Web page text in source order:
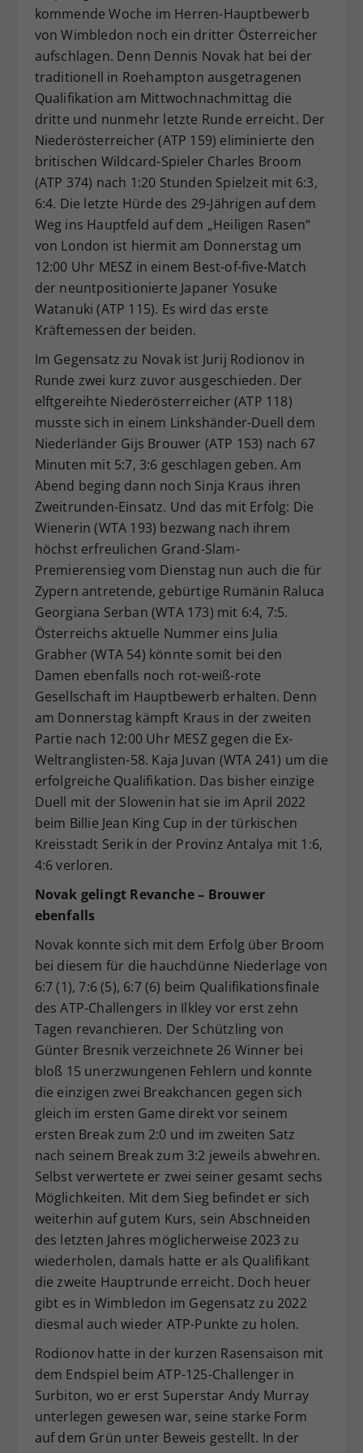
kommende Woche im Herren-Hauptbewerb
von Wimbledon noch ein dritter Österreicher
aufschlagen. Denn Dennis Novak hat bei der
traditionell in Roehampton ausgetragenen
Qualifikation am Mittwochnachmittag die
dritte und nunmehr letzte Runde erreicht. Der
Niederösterreicher (ATP 159) eliminierte den
britischen Wildcard-Spieler Charles Broom
(ATP 374) nach 1:20 Stunden Spielzeit mit 6:3,
6:4. Die letzte Hürde des 29-Jährigen auf dem
Weg ins Hauptfeld auf dem „Heiligen Rasen“
von London ist hiermit am Donnerstag um
12:00 Uhr MESZ in einem Best-of-five-Match
der neuntpositionierte Japaner Yosuke
Watanuki (ATP 115). Es wird das erste
Kräftemessen der beiden.
Im Gegensatz zu Novak ist Jurij Rodionov in
Runde zwei kurz zuvor ausgeschieden. Der
elftgereihte Niederösterreicher (ATP 118)
musste sich in einem Linkshänder-Duell dem
Niederländer Gijs Brouwer (ATP 153) nach 67
Minuten mit 5:7, 3:6 geschlagen geben. Am
Abend beging dann noch Sinja Kraus ihren
Zweitrunden-Einsatz. Und das mit Erfolg: Die
Wienerin (WTA 193) bezwang nach ihrem
höchst erfreulichen Grand-Slam-
Premierensieg vom Dienstag nun auch die für
Zypern antretende, gebürtige Rumänin Raluca
Georgiana Serban (WTA 173) mit 6:4, 7:5.
Österreichs aktuelle Nummer eins Julia
Grabher (WTA 54) könnte somit bei den
Damen ebenfalls noch rot-weiß-rote
Gesellschaft im Hauptbewerb erhalten. Denn
am Donnerstag kämpft Kraus in der zweiten
Partie nach 12:00 Uhr MESZ gegen die Ex-
Weltranglisten-58. Kaja Juvan (WTA 241) um die
erfolgreiche Qualifikation. Das bisher einzige
Duell mit der Slowenin hat sie im April 2022
beim Billie Jean King Cup in der türkischen
Kreisstadt Serik in der Provinz Antalya mit 1:6,
4:6 verloren.
Novak gelingt Revanche – Brouwer
ebenfalls
Novak konnte sich mit dem Erfolg über Broom
bei diesem für die hauchdünne Niederlage von
6:7 (1), 7:6 (5), 6:7 (6) beim Qualifikationsfinale
des ATP-Challengers in Ilkley vor erst zehn
Tagen revanchieren. Der Schützling von
Günter Bresnik verzeichnete 26 Winner bei
bloß 15 unerzwungenen Fehlern und konnte
die einzigen zwei Breakchancen gegen sich
gleich im ersten Game direkt vor seinem
ersten Break zum 2:0 und im zweiten Satz
nach seinem Break zum 3:2 jeweils abwehren.
Selbst verwertete er zwei seiner gesamt sechs
Möglichkeiten. Mit dem Sieg befindet er sich
weiterhin auf gutem Kurs, sein Abschneiden
des letzten Jahres möglicherweise 2023 zu
wiederholen, damals hatte er als Qualifikant
die zweite Hauptrunde erreicht. Doch heuer
gibt es in Wimbledon im Gegensatz zu 2022
diesmal auch wieder ATP-Punkte zu holen.
Rodionov hatte in der kurzen Rasensaison mit
dem Endspiel beim ATP-125-Challenger in
Surbiton, wo er erst Superstar Andy Murray
unterlegen gewesen war, seine starke Form
auf dem Grün unter Beweis gestellt. In der
Zweck
Dieser Wert speichert Ihre Consent-
Einstellungen. Unter anderem eine
zufällig generierte ID, für die
historische Speicherung Ihrer
vorgenommen Einstellungen, falls der
Webseiten-Betreiber dies eingestellt
hat.